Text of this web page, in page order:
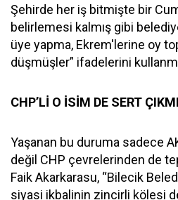
Şehirde her iş bitmişte bir
belirlemesi kalmış gibi
üye yapma, Ekrem'lerine oy
düşmüşler” ifadelerini
CHP’Lİ O İSİM DE SERT
Yaşanan bu duruma sadece
değil CHP çevrelerinden de
Faik Akarkarasu, “Bilecik
siyasi ikbalinin zincirli kölesi